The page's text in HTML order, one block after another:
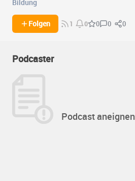
Bildung
Folgen 1 0 0 0 0
Podcaster
Podcast aneignen